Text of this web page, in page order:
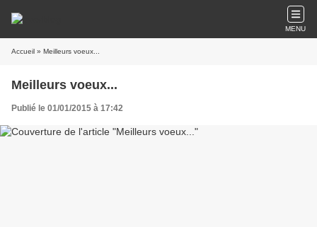
MENU
Accueil » Meilleurs voeux...
Meilleurs voeux...
Publié le 01/01/2015 à 17:42